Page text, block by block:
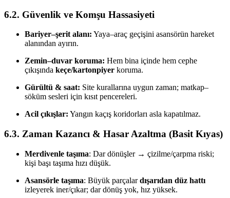
6.2. Güvenlik ve Komşu Hassasiyeti
Bariyer–şerit alanı: Yaya–araç geçişini asansörün hareket
alanından ayırın.
Zemin–duvar koruma: Hem bina içinde hem cephe
çıkışında keçe/kartonpiyer koruma.
Gürültü & saat: Site kurallarına uygun zaman; matkap–
söküm sesleri için kısıt pencereleri.
Acil çıkışlar: Yangın kaçış koridorları asla kapatılmaz.
6.3. Zaman Kazancı & Hasar Azaltma (Basit Kıyas)
Merdivenle taşıma: Dar dönüşler → çizilme/çarpma riski;
kişi başı taşıma hızı düşük.
Asansörle taşıma: Büyük parçalardışarıdan düz hattı
izleyerek iner/çıkar; dar dönüş yok, hız yüksek.